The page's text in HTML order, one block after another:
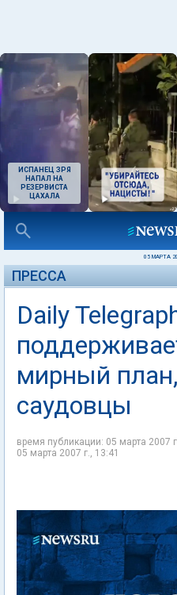
ИСПАНЕЦ ЗРЯ
НАПАЛ НА
РЕЗЕРВИСТА
ЦАХАЛА
05 МАРТА
ПРЕССА
Daily
мирный
саудовцы
время публикации: 05 марта 2007
05 марта 2007 г., 13:41